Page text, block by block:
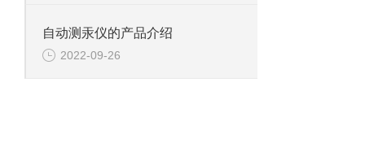
自动测汞仪的产品介绍
2022-09-26